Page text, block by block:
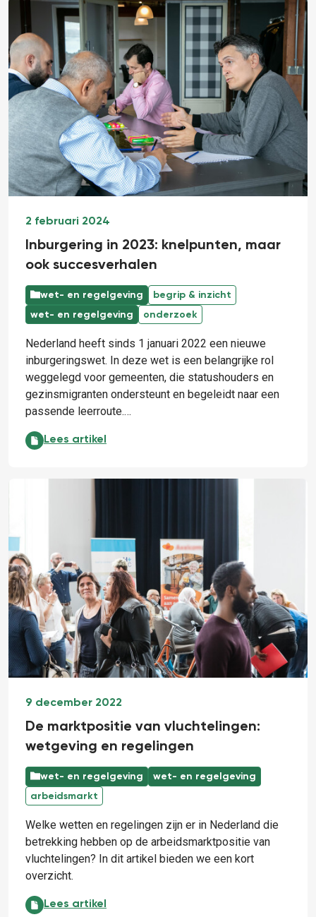
2 februari 2024
Inburgering in 2023: knelpunten, maar
ook succesverhalen
wet- en regelgeving
begrip & inzicht
wet- en regelgeving
onderzoek
Nederland heeft sinds 1 januari 2022 een nieuwe
inburgeringswet. In deze wet is een belangrijke rol
weggelegd voor gemeenten, die statushouders en
gezinsmigranten ondersteunt en begeleidt naar een
passende leerroute.…
Inburgering in 2023: knelpunten, maar ook
Lees artikel
9 december 2022
De marktpositie van vluchtelingen:
wetgeving en regelingen
wet- en regelgeving
wet- en regelgeving
arbeidsmarkt
Welke wetten en regelingen zijn er in Nederland die
betrekking hebben op de arbeidsmarktpositie van
vluchtelingen? In dit artikel bieden we een kort
overzicht.
De marktpositie van vluchtelingen: wetgeving en
Lees artikel